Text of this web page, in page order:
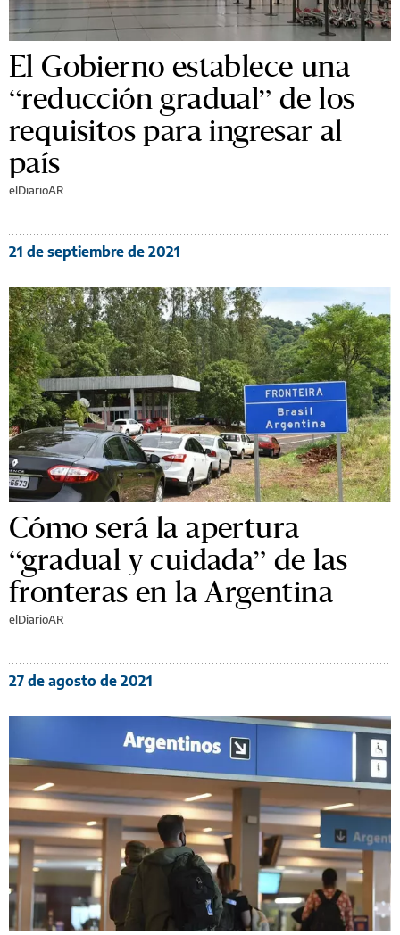
El Gobierno establece una
“reducción gradual” de los
requisitos para ingresar al
país
elDiarioAR
21 de septiembre de 2021
Cómo será la apertura
“gradual y cuidada” de las
fronteras en la Argentina
elDiarioAR
27 de agosto de 2021